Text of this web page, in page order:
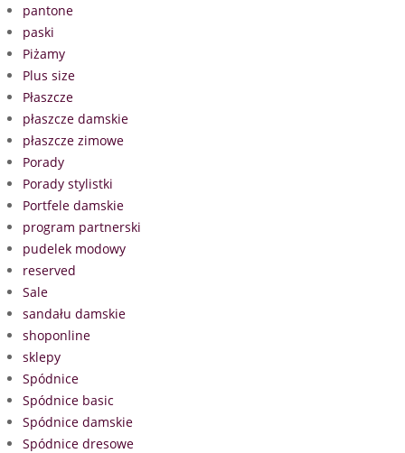
pantone
paski
Piżamy
Plus size
Płaszcze
płaszcze damskie
płaszcze zimowe
Porady
Porady stylistki
Portfele damskie
program partnerski
pudelek modowy
reserved
Sale
sandału damskie
shoponline
sklepy
Spódnice
Spódnice basic
Spódnice damskie
Spódnice dresowe